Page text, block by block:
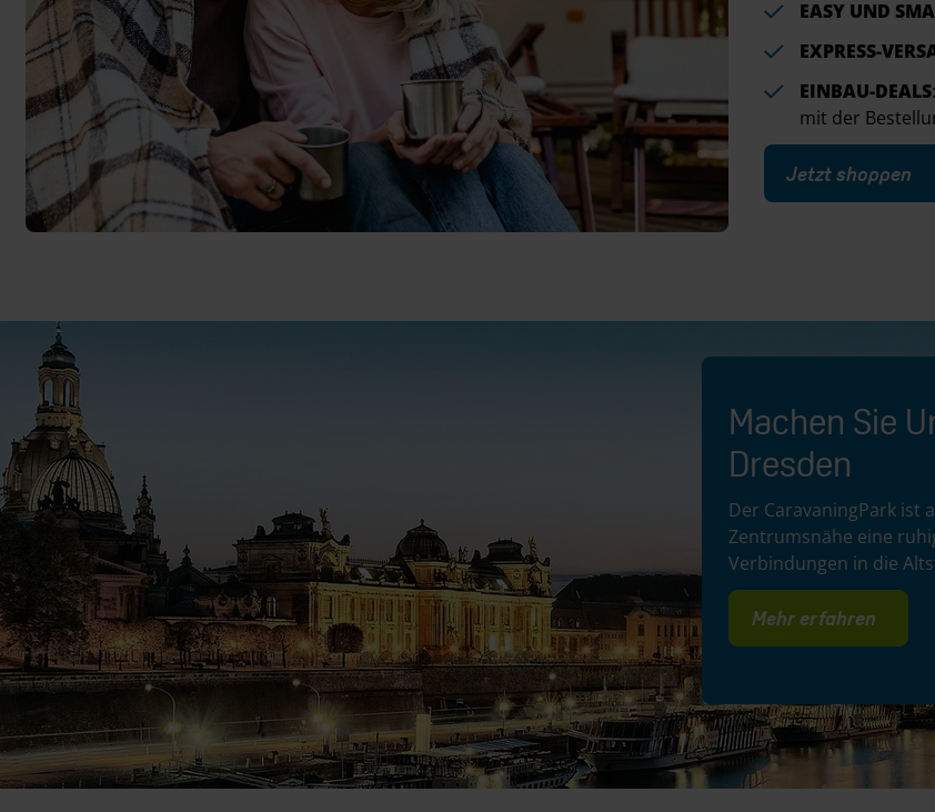
EASY UND
EXPRESS-
EINBAU-DEALS
mit der
Jetzt shoppen
Machen Sie
Dresden
Der CaravaningPark ist
Zentrumsnähe eine
Verbindungen in die
Mehr erfahren